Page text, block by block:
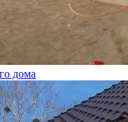
дома